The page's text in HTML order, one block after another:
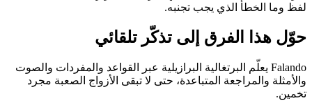
لفظ وما الخطأ الذي يجب تجنبه.
حوّل هذا الفرق إلى تذكّر تلقائي
Falando يعلّم البرتغالية البرازيلية عبر القواعد والمفردات والصوت
والأمثلة والمراجعة المتباعدة، حتى لا تبقى الأزواج الصعبة مجرد
تخمين.